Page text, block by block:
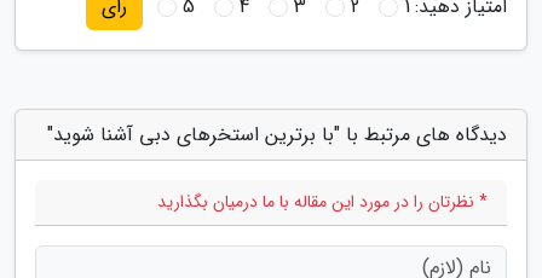
امتیاز دهید:1
2
3
4
5 رای
دیدگاه های مرتبط با "با برترین استخرهای دبی آشنا شوید"
* نظرتان را در مورد این مقاله با ما درمیان بگذارید